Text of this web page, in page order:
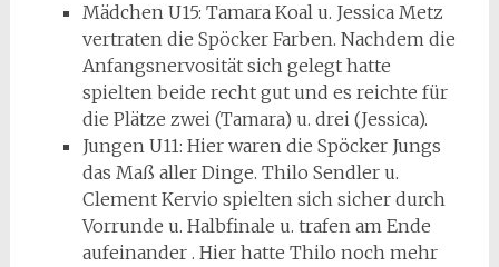
Mädchen U15: Tamara Koal u. Jessica Metz
vertraten die Spöcker Farben. Nachdem die
Anfangsnervosität sich gelegt hatte
spielten beide recht gut und es reichte für
die Plätze zwei (Tamara) u. drei (Jessica).
Jungen U11: Hier waren die Spöcker Jungs
das Maß aller Dinge. Thilo Sendler u.
Clement Kervio spielten sich sicher durch
Vorrunde u. Halbfinale u. trafen am Ende
aufeinander . Hier hatte Thilo noch mehr